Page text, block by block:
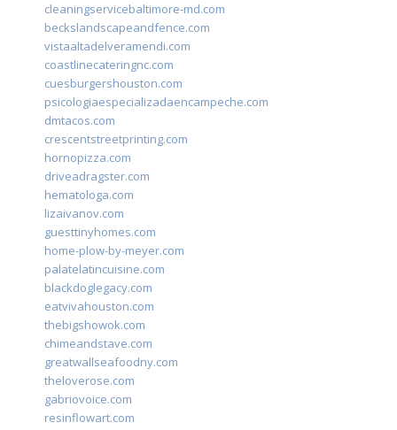
cleaningservicebaltimore-md.com
beckslandscapeandfence.com
vistaaltadelveramendi.com
coastlinecateringnc.com
cuesburgershouston.com
psicologiaespecializadaencampeche.com
dmtacos.com
crescentstreetprinting.com
hornopizza.com
driveadragster.com
hematologa.com
lizaivanov.com
guesttinyhomes.com
home-plow-by-meyer.com
palatelatincuisine.com
blackdoglegacy.com
eatvivahouston.com
thebigshowok.com
chimeandstave.com
greatwallseafoodny.com
theloverose.com
gabriovoice.com
resinflowart.com